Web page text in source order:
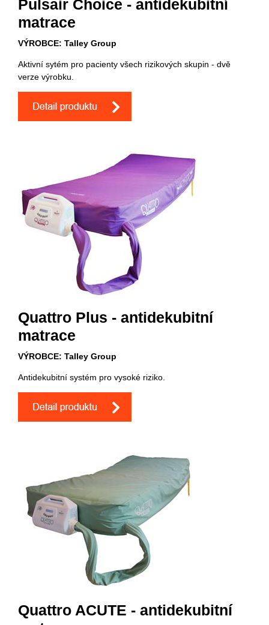
Pulsair Choice - antidekubitní
matrace
VÝROBCE: Talley Group
Aktivní sytém pro pacienty všech rizikových skupin - dvě
verze výrobku.
Quattro Plus - antidekubitní
matrace
VÝROBCE: Talley Group
Antidekubitní systém pro vysoké riziko.
Quattro ACUTE - antidekubitní